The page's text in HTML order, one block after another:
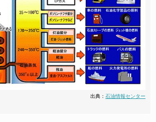
出典： 石油情報センター